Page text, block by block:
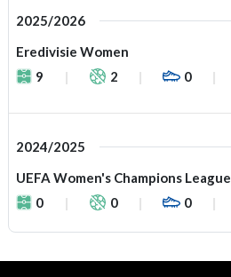
2025/2026
Eredivisie Women
9
2 0
2024/2025
UEFA Women's Champions League
0
0 0